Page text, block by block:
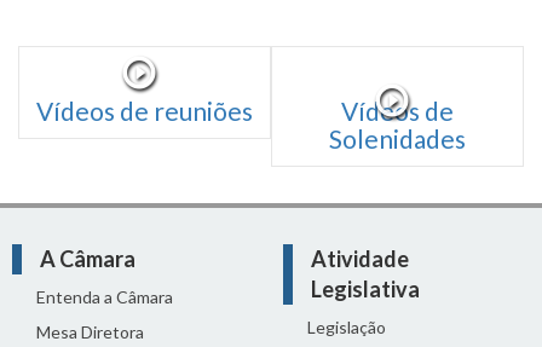
Vídeos de reuniões
Vídeos de
Solenidades
A Câmara
Entenda a Câmara
Mesa Diretora
Atividade
Legislativa
Legislação